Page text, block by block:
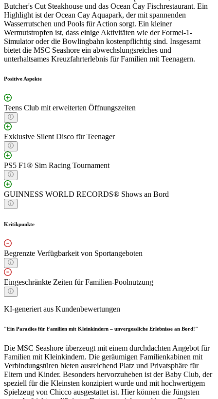
Butcher's Cut Steakhouse und das Ocean Cay Fischrestaurant. Ein
Highlight ist der Ocean Cay Aquapark, der mit spannenden
Wasserrutschen und Pools für Action sorgt. Ein kleiner
Wermutstropfen ist, dass einige Aktivitäten wie der Formel-1-
Simulator oder die Bowlingbahn kostenpflichtig sind. Insgesamt
bietet die MSC Seashore ein abwechslungsreiches und
unterhaltsames Kreuzfahrterlebnis für Familien mit Teenagern.
Positive Aspekte
Teens Club mit erweiterten Öffnungszeiten
Exklusive Silent Disco für Teenager
PS5 F1® Sim Racing Tournament
GUINNESS WORLD RECORDS® Shows an Bord
Kritikpunkte
Begrenzte Verfügbarkeit von Sportangeboten
Eingeschränkte Zeiten für Familien-Poolnutzung
KI-generiert aus Kundenbewertungen
"Ein Paradies für Familien mit Kleinkindern – unvergessliche Erlebnisse an Bord!"
Die MSC Seashore überzeugt mit einem durchdachten Angebot für
Familien mit Kleinkindern. Die geräumigen Familienkabinen mit
Verbindungstüren bieten ausreichend Platz und Privatsphäre für
Eltern und Kinder. Besonders hervorzuheben ist der Baby Club, der
speziell für die Kleinsten konzipiert wurde und mit hochwertigem
Spielzeug von Chicco ausgestattet ist. Hier können die Jüngsten